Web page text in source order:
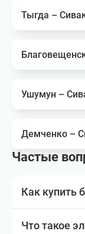
Тыгда –
Ушумун –
Демченко –
Частые
Как купить
Что такое